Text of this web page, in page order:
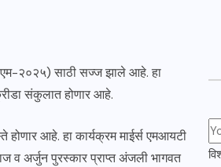
२०२५) साठी सज्ज झाले आहे. हा
संकुलात होणार आहे.
होणार आहे. हा कार्यक्रम माईर्स एमआयटी
व अर्जुन पुरस्कार प्राप्त अंजली भागवत